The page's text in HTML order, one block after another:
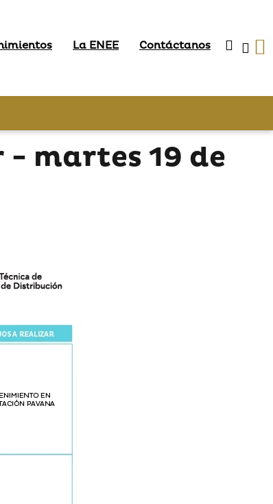
La ENEE Contáctanos
martes 19 de